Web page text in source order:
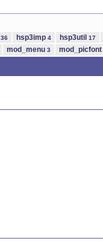
36 hsp3imp 4 hsp3util 17
mod_menu 3 mod_picfont